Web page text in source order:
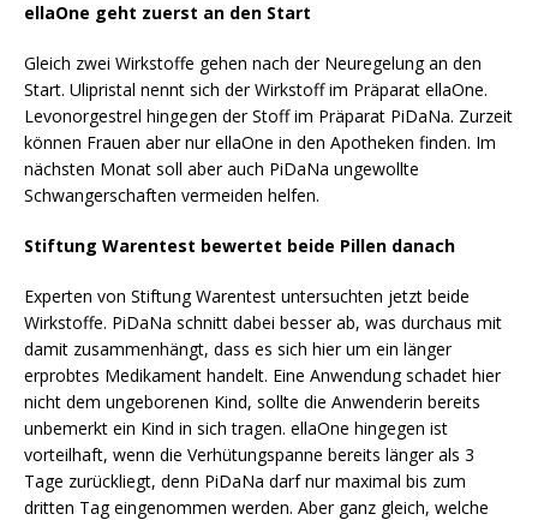
ellaOne geht zuerst an den Start
Gleich zwei Wirkstoffe gehen nach der Neuregelung an den
Start. Ulipristal nennt sich der Wirkstoff im Präparat ellaOne.
Levonorgestrel hingegen der Stoff im Präparat PiDaNa. Zurzeit
können Frauen aber nur ellaOne in den Apotheken finden. Im
nächsten Monat soll aber auch PiDaNa ungewollte
Schwangerschaften vermeiden helfen.
Stiftung Warentest bewertet beide Pillen danach
Experten von Stiftung Warentest untersuchten jetzt beide
Wirkstoffe. PiDaNa schnitt dabei besser ab, was durchaus mit
damit zusammenhängt, dass es sich hier um ein länger
erprobtes Medikament handelt. Eine Anwendung schadet hier
nicht dem ungeborenen Kind, sollte die Anwenderin bereits
unbemerkt ein Kind in sich tragen. ellaOne hingegen ist
vorteilhaft, wenn die Verhütungspanne bereits länger als 3
Tage zurückliegt, denn PiDaNa darf nur maximal bis zum
dritten Tag eingenommen werden. Aber ganz gleich, welche